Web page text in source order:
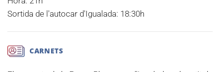
Sortida de l'autocar d'Igualada: 18:30h
CARNETS